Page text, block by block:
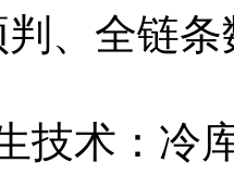
、全链
技术：